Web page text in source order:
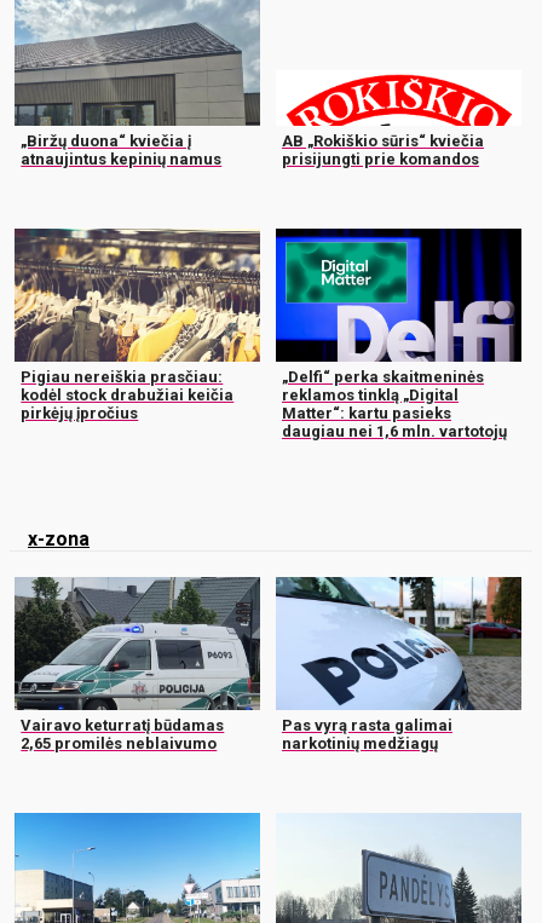
„Biržų duona“ kviečia į
atnaujintus kepinių namus
AB „Rokiškio sūris“ kviečia
prisijungti prie komandos
Pigiau nereiškia prasčiau:
kodėl stock drabužiai keičia
pirkėjų įpročius
„Delfi“ perka skaitmeninės
reklamos tinklą „Digital
Matter“: kartu pasieks
daugiau nei 1,6 mln. vartotojų
x-zona
Vairavo keturratį būdamas
2,65 promilės neblaivumo
Pas vyrą rasta galimai
narkotinių medžiagų